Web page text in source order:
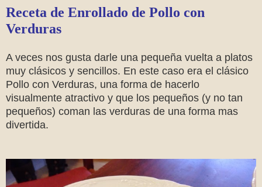
Receta de Enrollado de Pollo con
Verduras
A veces nos gusta darle una pequeña vuelta a platos
muy clásicos y sencillos. En este caso era el clásico
Pollo con Verduras, una forma de hacerlo
visualmente atractivo y que los pequeños (y no tan
pequeños) coman las verduras de una forma mas
divertida.